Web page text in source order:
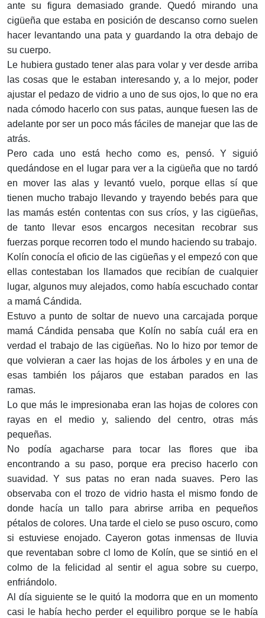
ante su figura demasiado grande. Quedó mirando una
cigüeña que estaba en posición de descanso corno suelen
hacer levantando una pata y guardando la otra debajo de
su cuerpo.
Le hubiera gustado tener alas para volar y ver desde arriba
las cosas que le estaban interesando y, a lo mejor, poder
ajustar el pedazo de vidrio a uno de sus ojos, lo que no era
nada cómodo hacerlo con sus patas, aunque fuesen las de
adelante por ser un poco más fáciles de manejar que las de
atrás.
Pero cada uno está hecho como es, pensó. Y siguió
quedándose en el lugar para ver a la cigüeña que no tardó
en mover las alas y levantó vuelo, porque ellas sí que
tienen mucho trabajo llevando y trayendo bebés para que
las mamás estén contentas con sus críos, y las cigüeñas,
de tanto llevar esos encargos necesitan recobrar sus
fuerzas porque recorren todo el mundo haciendo su trabajo.
Kolín conocía el oficio de las cigüeñas y el empezó con que
ellas contestaban los llamados que recibían de cualquier
lugar, algunos muy alejados, como había escuchado contar
a mamá Cándida.
Estuvo a punto de soltar de nuevo una carcajada porque
mamá Cán­dida pensaba que Kolín no sabía cuál era en
verdad el trabajo de las cigüeñas. No lo hizo por temor de
que volvieran a caer las hojas de los árboles y en una de
esas también los pájaros que estaban parados en las
ramas.
Lo que más le impresionaba eran las hojas de colores con
rayas en el medio y, saliendo del centro, otras más
pequeñas.
No podía agacharse para tocar las flores que iba
encontrando a su paso, porque era preciso hacerlo con
suavidad. Y sus patas no eran nada suaves. Pero las
observaba con el trozo de vidrio hasta el mismo fondo de
donde hacía un tallo para abrirse arriba en pequeños
pétalos de colores. Una tarde el cielo se puso oscuro, como
si estuviese enojado. Caye­ron gotas inmensas de lluvia
que reventaban sobre cl lomo de Kolín, que se sintió en el
colmo de la felicidad al sentir el agua sobre su cuerpo,
enfriándolo.
Al día siguiente se le quitó la modorra que en un momento
casi le había hecho perder el equilibro porque se le había